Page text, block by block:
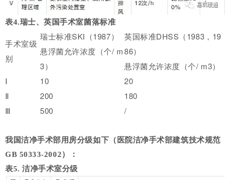
表4.瑞士、英国手术室菌落标准
手术室级
别
瑞士标准SKI（1987）
悬浮菌允许浓度（个/ m
3）
英国标准DHSS（1983，19
86）
悬浮菌允许浓度（个/ m3）
Ⅰ
10
20
Ⅱ
200
180
Ⅲ
500 /
我国洁净手术部用房分级如下（医院洁净手术部建筑技术规范
GB 50333-2002）：
表5. 洁净手术室分级